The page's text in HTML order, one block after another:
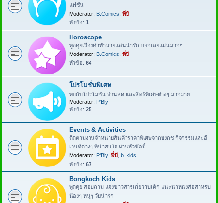
แฟชั่น
Moderator: B.Comics พี่บี
หัวข้อ: 1
Horoscope
พูดคุยเรื่องคำทำนายแสนน่ารัก บอกเลยแม่นมากๆ
Moderator: B.Comics พี่บี
หัวข้อ: 64
โปรโมชั่นพิเศษ
พบกับโปรโมชั่น ส่วนลด และสิทธิพิเศษต่างๆ มากมาย
Moderator: P'Bly
หัวข้อ: 25
Events & Activities
ติดตามงานจำหน่ายสินค้าราคาพิเศษจากบงกช กิจกรรมและอี
เวนท์ต่างๆ ที่น่าสนใจ ผ่านหัวข้อนี้
Moderator: P'Bly พี่บี b_kids
หัวข้อ: 67
Bongkoch Kids
พูดคุย สอบถาม แจ้งข่าวสารเกี่ยวกับเด็ก แนะนำหนังสือสำหรับ
น้องๆ หนูๆ วัยน่ารัก